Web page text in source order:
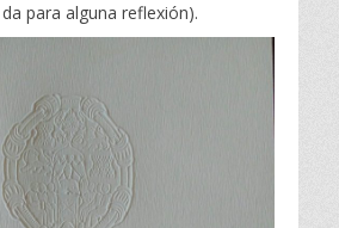
para alguna reflexión).